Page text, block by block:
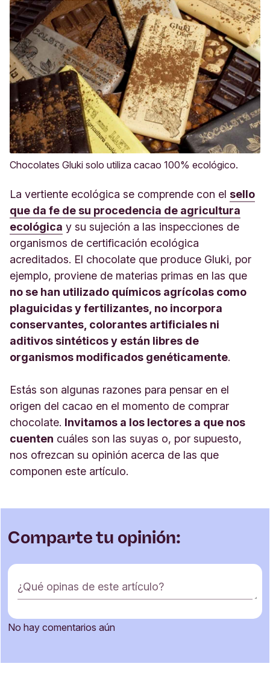
Chocolates Gluki solo utiliza cacao 100% ecológico.
La vertiente ecológica se comprende con el sello
que da fe de su procedencia de agricultura
ecológica y su sujeción a las inspecciones de
organismos de certificación ecológica
acreditados. El chocolate que produce Gluki, por
ejemplo, proviene de materias primas en las que
no se han utilizado químicos agrícolas como
plaguicidas y fertilizantes, no incorpora
conservantes, colorantes artificiales ni
aditivos sintéticos y están libres de
organismos modificados genéticamente.
Estás son algunas razones para pensar en el
origen del cacao en el momento de comprar
chocolate. Invitamos a los lectores a que nos
cuenten cuáles son las suyas o, por supuesto,
nos ofrezcan su opinión acerca de las que
componen este artículo.
Comparte tu opinión:
F
o
m
a
¿Qué opinas de este artículo?
No hay comentarios aún